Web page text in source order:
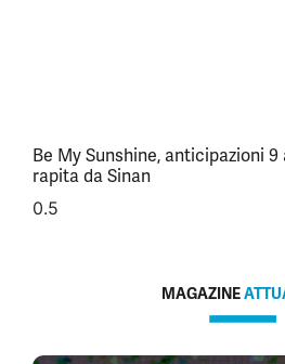
Be My Sunshine, anticipazioni
rapita da Sinan
MAGAZINE